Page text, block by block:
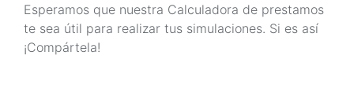
Esperamos que nuestra Calculadora de prestamos
te sea útil para realizar tus simulaciones. Si es así
¡Compártela!